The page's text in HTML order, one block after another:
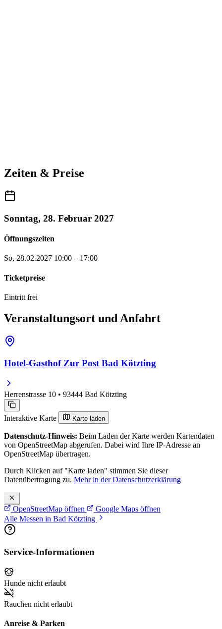
Zeiten & Preise
Sonntag, 28. Februar 2027
Öffnungszeiten
So, 28.02.2027 10:00 – 17:00
Ticketpreise
Eintritt frei
Veranstaltungsort und Anfahrt
Hotel-Gasthof Zur Post Bad Kötzting
Herrenstrasse 10 • 93444 Bad Kötzting
Interaktive Karte Karte laden
Datenschutz-Hinweis: Beim Laden der Karte werden Kartendaten
von OpenStreetMap abgerufen. Dabei wird Ihre IP-Adresse an
OpenStreetMap übertragen.
Durch Klicken auf "Karte laden" stimmen Sie dieser
Datenübertragung zu. Mehr in der Datenschutzerklärung
OpenStreetMap öffnen
Google Maps öffnen
Alle Messen in Bad Kötzting
Service-Informationen
Hunde nicht erlaubt
Rauchen nicht erlaubt
Anreise & Parken